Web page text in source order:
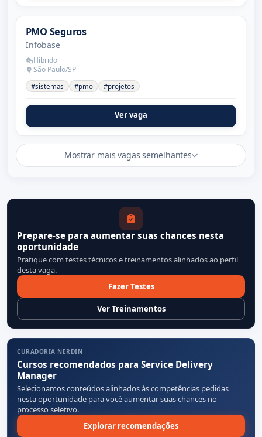
PMO Seguros
Infobase
Híbrido
São Paulo/SP
#sistemas #pmo #projetos
Ver vaga
Mostrar mais vagas semelhantes
Prepare-se para aumentar suas chances nesta
oportunidade
Pratique com testes técnicos e treinamentos alinhados ao perfil
desta vaga.
Fazer Testes
Ver Treinamentos
CURADORIA NERDIN
Cursos recomendados para Service Delivery
Manager
Selecionamos conteúdos alinhados às competências pedidas
nesta oportunidade para você aumentar suas chances no
processo seletivo.
Explorar recomendações